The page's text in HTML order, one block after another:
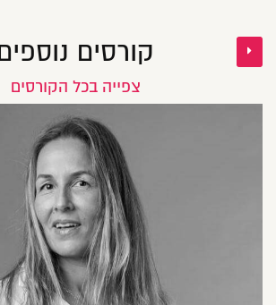
קורסים נוספים
צפייה בכל הקורסים